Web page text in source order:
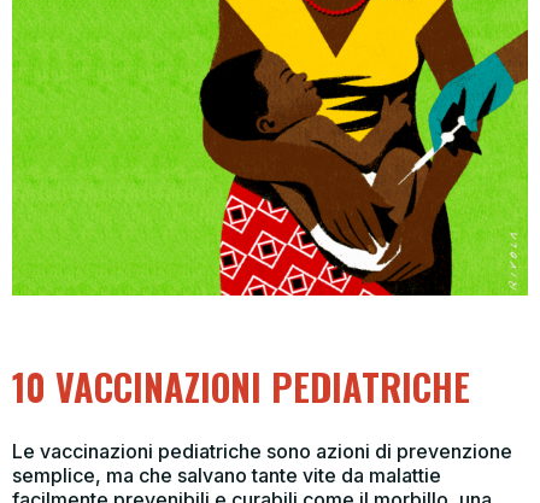
10 VACCINAZIONI PEDIATRICHE
Le vaccinazioni pediatriche sono azioni di prevenzione
semplice, ma che salvano tante vite da malattie